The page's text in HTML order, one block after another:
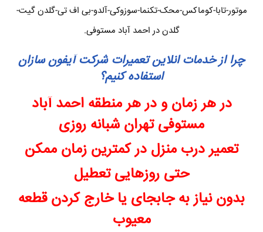
موتور-تابا-کوماکس-محک-تکنما-سوزوکی-آلدو-بی اف تی-گلدن گیت-
گلدن در احمد آباد مستوفی.
چرا از خدمات انلاین تعمیرات شرکت آیفون سازان
استفاده کنیم؟
در هر زمان و در هر منطقه احمد آباد
مستوفی تهران شبانه روزی
تعمیر درب منزل در کمترین زمان ممکن
حتی روزهایی تعطیل
بدون نیاز به جابجای یا خارج کردن قطعه
معیوب